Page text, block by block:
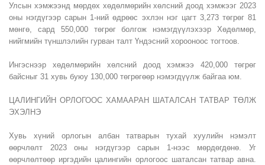
Улсын хэмжээнд мөрдөх хөдөлмөрийн хөлсний доод хэмжээг 2023
оны нэгдүгээр сарын 1-ний өдрөөс эхлэн нэг цагт 3,273 төгрөг 81
мөнгө, сард 550,000 төгрөг болгож нэмэгдүүлэхээр Хөдөлмөр,
нийгмийн түншлэлийн гурван талт Үндэсний хорооноос тогтоов.
Ингэснээр хөдөлмөрийн хөлсний доод хэмжээ 420,000 төгрөг
байсныг 31 хувь буюу 130,000 төгрөгөөр нэмэгдүүлж байгаа юм.
ЦАЛИНГИЙН ОРЛОГООС ХАМААРАН ШАТАЛСАН ТАТВАР ТӨЛЖ
ЭХЭЛНЭ
Хувь хүний орлогын албан татварын тухай хуулийн нэмэлт
өөрчлөлт 2023 оны нэгдүгээр сарын 1-нээс мөрдөгдөнө. Уг
өөрчлөлтөөр иргэдийн цалингийн орлогоос шаталсан татвар авна.